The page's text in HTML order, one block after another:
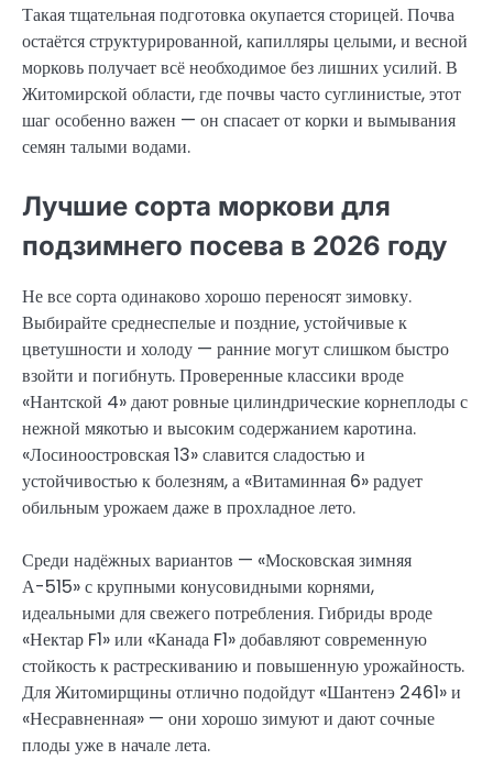
Такая тщательная подготовка окупается сторицей. Почва
остаётся структурированной, капилляры целыми, и весной
морковь получает всё необходимое без лишних усилий. В
Житомирской области, где почвы часто суглинистые, этот
шаг особенно важен — он спасает от корки и вымывания
семян талыми водами.
Лучшие сорта моркови для
подзимнего посева в 2026 году
Не все сорта одинаково хорошо переносят зимовку.
Выбирайте среднеспелые и поздние, устойчивые к
цветушности и холоду — ранние могут слишком быстро
взойти и погибнуть. Проверенные классики вроде
«Нантской 4» дают ровные цилиндрические корнеплоды с
нежной мякотью и высоким содержанием каротина.
«Лосиноостровская 13» славится сладостью и
устойчивостью к болезням, а «Витаминная 6» радует
обильным урожаем даже в прохладное лето.
Среди надёжных вариантов — «Московская зимняя
А-515» с крупными конусовидными корнями,
идеальными для свежего потребления. Гибриды вроде
«Нектар F1» или «Канада F1» добавляют современную
стойкость к растрескиванию и повышенную урожайность.
Для Житомирщины отлично подойдут «Шантенэ 2461» и
«Несравненная» — они хорошо зимуют и дают сочные
плоды уже в начале лета.